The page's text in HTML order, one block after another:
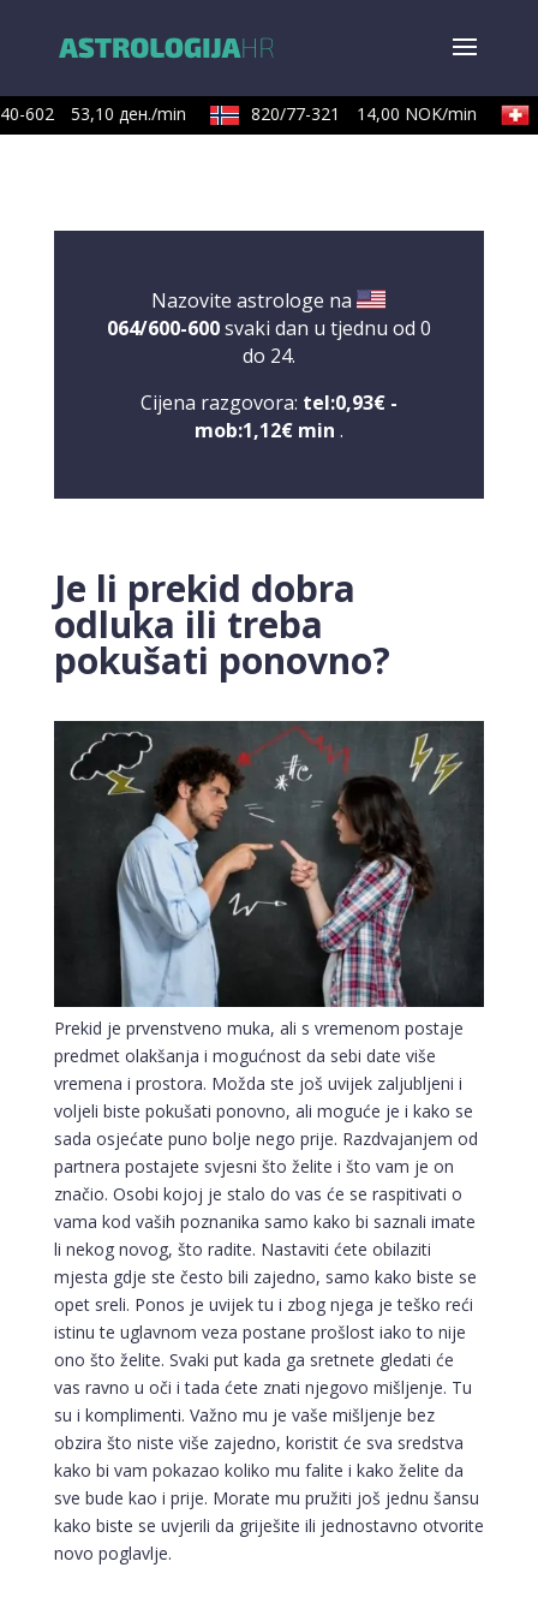
602 53,10 ден./min 820/77-321 14,00 NOK/min
Nazovite astrologe na
064/600-600svaki dan u tjednu od 0
do 24.
Cijena razgovora: tel:0,93€ -
mob:1,12€ min .
Je li prekid dobra
odluka ili treba
pokušati ponovno?
Prekid je prvenstveno muka, ali s vremenom postaje
predmet olakšanja i mogućnost da sebi date više
vremena i prostora. Možda ste još uvijek zaljubljeni i
voljeli biste pokušati ponovno, ali moguće je i kako se
sada osjećate puno bolje nego prije. Razdvajanjem od
partnera postajete svjesni što želite i što vam je on
značio. Osobi kojoj je stalo do vas će se raspitivati o
vama kod vaših poznanika samo kako bi saznali imate
li nekog novog, što radite. Nastaviti ćete obilaziti
mjesta gdje ste često bili zajedno, samo kako biste se
opet sreli. Ponos je uvijek tu i zbog njega je teško reći
istinu te uglavnom veza postane prošlost iako to nije
ono što želite. Svaki put kada ga sretnete gledati će
vas ravno u oči i tada ćete znati njegovo mišljenje. Tu
su i komplimenti. Važno mu je vaše mišljenje bez
obzira što niste više zajedno, koristit će sva sredstva
kako bi vam pokazao koliko mu falite i kako želite da
sve bude kao i prije. Morate mu pružiti još jednu šansu
kako biste se uvjerili da griješite ili jednostavno otvorite
novo poglavlje.